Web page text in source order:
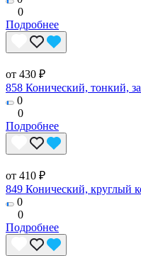
0
Подробнее
от 430 ₽
858 Конический, тонкий,
0
0
Подробнее
от 410 ₽
849 Конический, круглый
0
0
Подробнее